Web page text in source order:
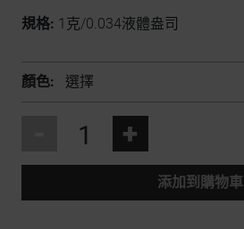
規格: 1克/0.034液體盎司
顏色: 選擇
+
添加到購物車